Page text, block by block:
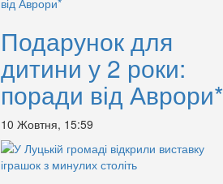
Подарунок для
дитини у 2 роки:
поради від Аврори*
10 Жовтня, 15:59